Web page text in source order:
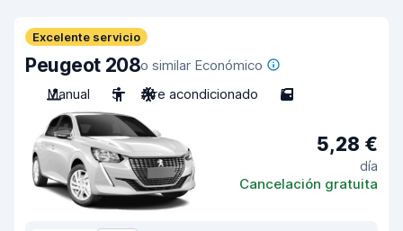
Excelente servicio
Peugeot 208o similar Económico
Manual
5 Aire acondicionado 5
5,28 €
día
Cancelación gratuita